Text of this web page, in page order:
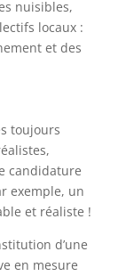
nuisibles,
locaux :
et des
toujours
candidature
exemple, un
et réaliste !
d’une
en mesure